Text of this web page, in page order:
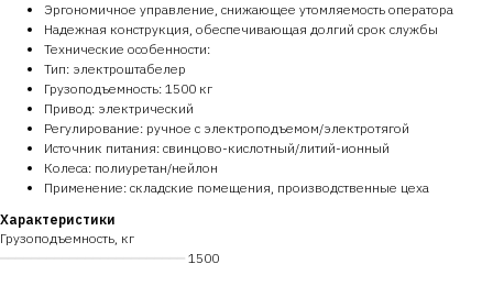
Эргономичное управление, снижающее утомляемость оператора
Надежная конструкция, обеспечивающая долгий срок службы
Технические особенности:
Тип: электроштабелер
Грузоподъемность: 1500 кг
Привод: электрический
Регулирование: ручное с электроподъемом/электротягой
Источник питания: свинцово-кислотный/литий-ионный
Колеса: полиуретан/нейлон
Применение: складские помещения, производственные цеха
Характеристики
Грузоподъемность, кг
━━━━━━━━━━━━━━━━━━━━━━━━ 1500